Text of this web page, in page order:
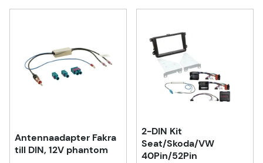
Antennaadapter Fakra
till DIN, 12V phantom
2-DIN Kit
Seat/Skoda/VW
40Pin/52Pin